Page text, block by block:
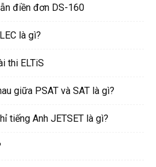
điền đơn DS-160
là gì?
thi ELTiS
giữa PSAT và SAT là gì?
tiếng Anh JETSET là gì?